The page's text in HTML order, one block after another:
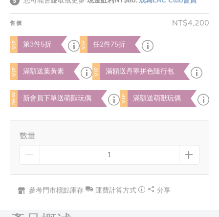
售價 NT$4,200
VIP 第3件5折 VIP 任2件75折
VIP 滿額送葉黃素 VIP 滿額送丹寧拼色隨行包
NEW 新會員下單送萌獸玩偶 VIP 滿額送萌獸玩偶
數量
參考門市櫃點庫存 運費計算方式 分享